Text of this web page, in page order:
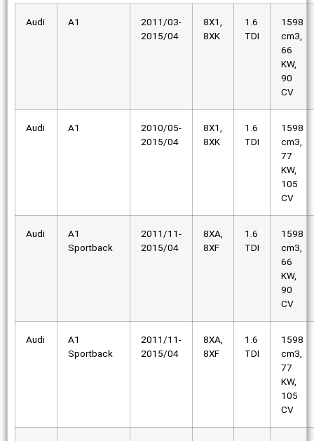
Audi A1
2011/03-
2015/04
8X1,
8XK
1.6
TDI
1598
cm3,
66
KW,
90
CV
Audi A1
2010/05-
2015/04
8X1,
8XK
1.6
TDI
1598
cm3,
77
KW,
105
CV
Audi
A1
Sportback
2011/11-
2015/04
8XA,
8XF
1.6
TDI
1598
cm3,
66
KW,
90
CV
Audi
A1
Sportback
2011/11-
2015/04
8XA,
8XF
1.6
TDI
1598
cm3,
77
KW,
105
CV